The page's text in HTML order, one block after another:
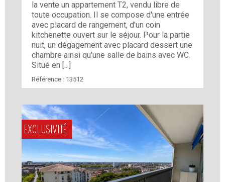
la vente un appartement T2, vendu libre de
toute occupation. Il se compose d'une entrée
avec placard de rangement, d'un coin
kitchenette ouvert sur le séjour. Pour la partie
nuit, un dégagement avec placard dessert une
chambre ainsi qu'une salle de bains avec WC.
Situé en [...]
Référence : 13512
EXCLUSIVITÉ